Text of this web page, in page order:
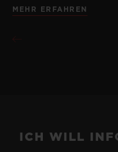
MEHR ERFAHREN
ICH WILL